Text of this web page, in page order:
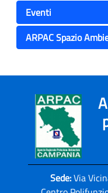
Eventi
ARPAC Spazio
Sede:Via